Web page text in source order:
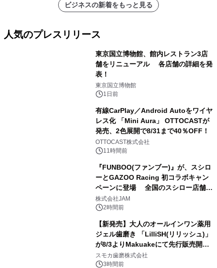
ビジネスの新着をもっと見る
人気のプレスリリース
東京国立博物館、館内レストラン3店
舗をリニューアル 各店舗の詳細を発
表！
東京国立博物館
1日前
有線CarPlay／Android Autoをワイヤ
レス化 「Mini Aura」 OTTOCASTが
発売、2色展開で8/31まで40％OFF！
OTTOCAST株式会社
11時間前
『FUNBOO(ファンブー)』が、スシロ
ーとGAZOO Racing 初コラボキャン
ペーンに登場 全国のスシロー店舗で
GR 4車種の FUNBOO(ミニカー)付き
メニューが展開されます
株式会社JAM
2時間前
【新発売】大人のオールインワン薬用
ジェル歯磨き 「LilliSH(リリッシュ)」
が8/3よりMakuakeにて先行販売開
始！
スモカ歯磨株式会社
3時間前